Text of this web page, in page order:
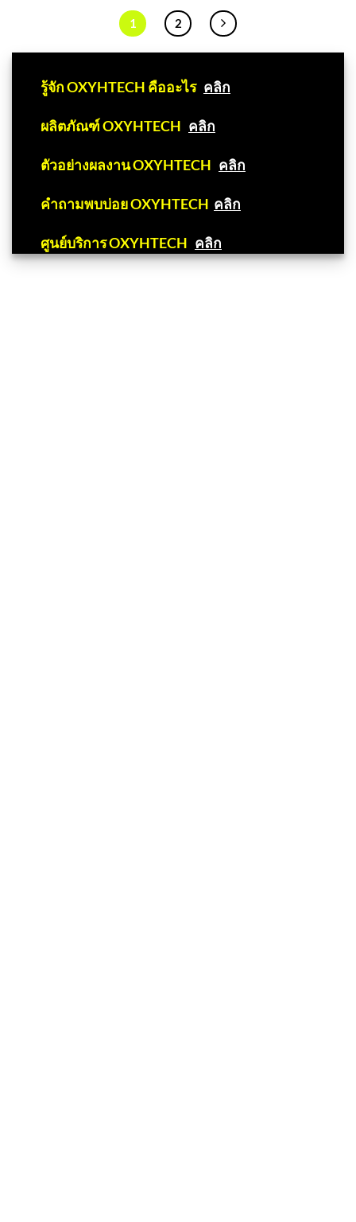
1 2
รู้จัก OXYHTECH คืออะไร คลิก
ผลิตภัณฑ์ OXYHTECH คลิก
ตัวอย่างผลงาน OXYHTECH คลิก
คำถามพบบ่อย OXYHTECH คลิก
ศูนย์บริการ OXYHTECH คลิก